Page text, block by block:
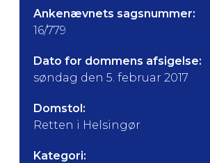
Ankenævnets sagsnummer:
16/779
Dato for dommens afsigelse:
søndag den 5. februar 2017
Domstol:
Retten i Helsingør
Kategori: